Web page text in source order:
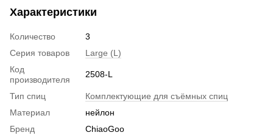
Характеристики
Количество
3
Серия товаров
Large (L)
Код
производителя
2508-L
Тип спиц
Комплектующие для съёмных спиц
Материал
нейлон
Бренд
ChiaoGoo